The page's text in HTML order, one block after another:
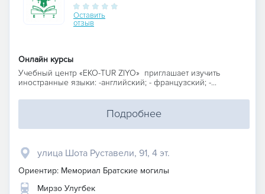
Оставить
отзыв
Онлайн курсы
Учебный центр «EKO-TUR ZIYO» приглашает изучить
иностранные языки: -английский; - французский; -...
Подробнее
улица Шота Руставели, 91, 4 эт.
Ориентир: Мемориал Братские могилы
Мирзо Улугбек